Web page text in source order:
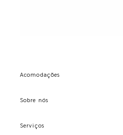
Acomodações
Sobre nós
Serviços